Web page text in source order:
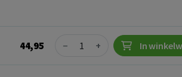
44,95 Quantity
− + In